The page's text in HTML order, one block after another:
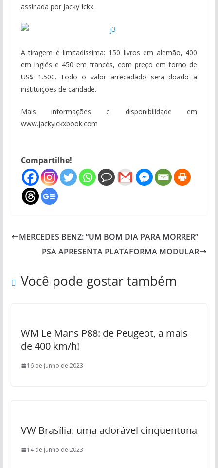
assinada por Jacky Ickx.
A tiragem é limitadíssima: 150 livros em alemão, 400
em inglês e 450 em francés, com preço em torno de
US$ 1.500. Todo o valor arrecadado será doado a
instituições de caridade.
Mais informações e disponibilidade em
www.jackyickxbook.com
Compartilhe!
MERCEDES BENZ: “UM BOM DIA PARA MORRER”
PSA APRESENTA PLATAFORMA MODULAR
Você pode gostar também
WM Le Mans P88: de Peugeot, a mais
de 400 km/h!
16 de junho de 2023
VW Brasília: uma adorável cinquentona
14 de junho de 2023